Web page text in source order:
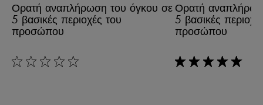
Ορατή αναπλήρωση του όγκου σε
5 βασικές περιοχές του
προσώπου
rating: 0 out of 5
Ορατή
5 βασικές
προσώπου
rating: 5 out of 5